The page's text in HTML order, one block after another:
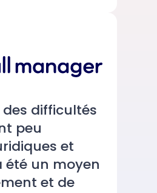
difficultés
peu
et
été un moyen
et de